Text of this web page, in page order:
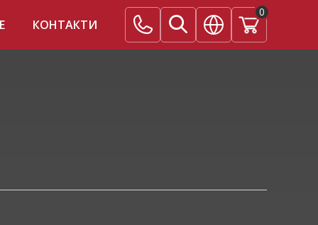
КОНТАКТИ
0